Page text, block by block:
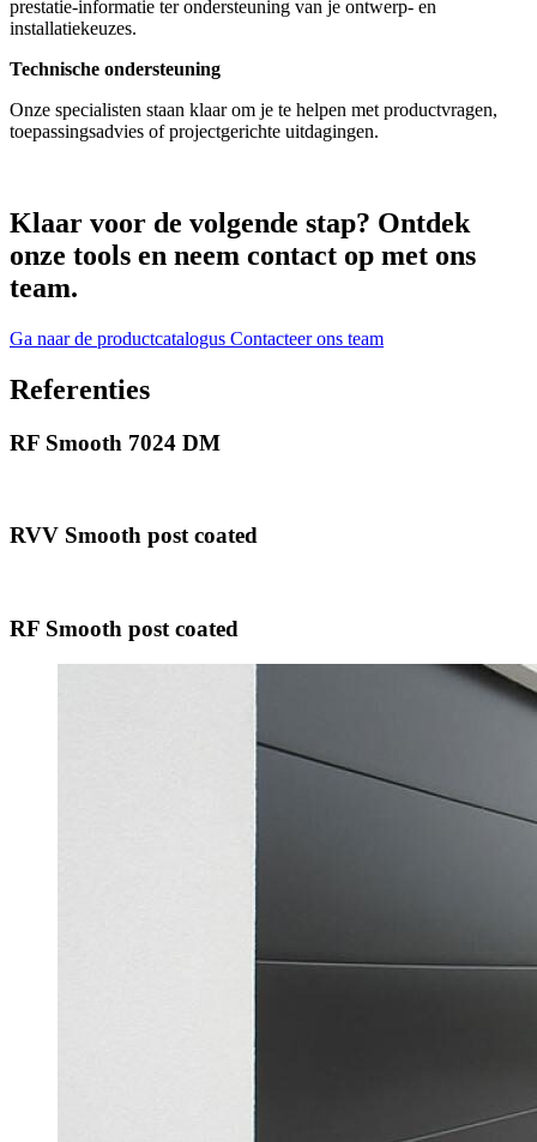
prestatie-informatie ter ondersteuning van je ontwerp- en
installatiekeuzes.
Technische ondersteuning
Onze specialisten staan klaar om je te helpen met productvragen,
toepassingsadvies of projectgerichte uitdagingen.
Klaar voor de volgende stap? Ontdek
onze tools en neem contact op met ons
team.
Ga naar de productcatalogus Contacteer ons team
Referenties
RF Smooth 7024 DM
RVV Smooth post coated
RF Smooth post coated